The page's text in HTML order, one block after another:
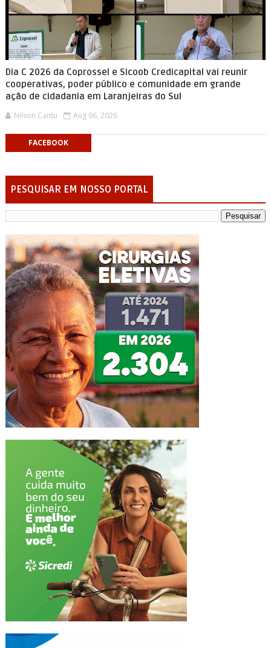
Dia C 2026 da Coprossel e Sicoob Credicapital vai reunir
cooperativas, poder público e comunidade em grande
ação de cidadania em Laranjeiras do Sul
Nilson Cantu Aug 06, 2026
FACEBOOK
PESQUISAR EM NOSSO PORTAL